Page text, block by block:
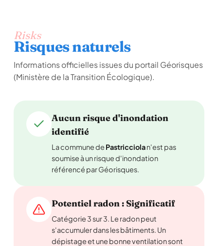
Risks
Risques naturels
Informations officielles issues du portail Géorisques
(Ministère de la Transition Écologique).
Aucun risque d'inondation
identifié
La commune de Pastricciolan'est pas
soumise à un risque d'inondation
référencé par Géorisques.
Potentiel radon : Significatif
Catégorie 3 sur 3. Le radon peut
s'accumuler dans les bâtiments. Un
dépistage et une bonne ventilation sont